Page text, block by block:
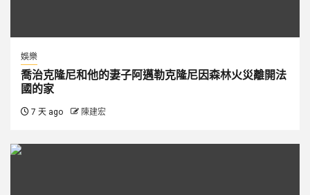
娛樂
喬治克隆尼和他的妻子阿邁勒克隆尼因森林火災離開法
國的家
7 天 ago 陳建宏